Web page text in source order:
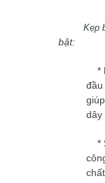
Kẹp
bật:
*
đầu
dây
*